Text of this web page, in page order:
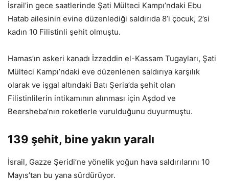
İsrail’in gece saatlerinde Şati Mülteci Kampı’ndaki Ebu
Hatab ailesinin evine düzenlediği saldırıda 8’i çocuk, 2’si
kadın 10 Filistinli şehit olmuştu.
Hamas’ın askeri kanadı İzzeddin el-Kassam Tugayları, Şati
Mülteci Kampı’ndaki eve düzenlenen saldırıya karşılık
olarak ve işgal altındaki Batı Şeria’da şehit olan
Filistinlilerin intikamının alınması için Aşdod ve
Beersheba’nın roketlerle vurulduğunu duyurmuştu.
139 şehit, bine yakın yaralı
İsrail, Gazze Şeridi’ne yönelik yoğun hava saldırılarını 10
Mayıs’tan bu yana sürdürüyor.